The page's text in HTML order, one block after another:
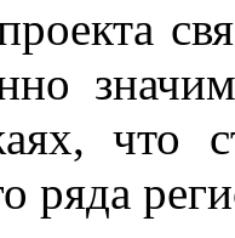
что
ряда